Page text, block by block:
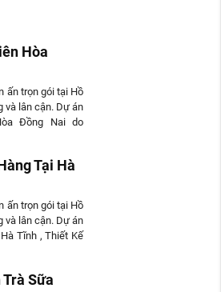
Hòa
ấn trọn gói tại Hồ
và lân cận. Dự án
Đồng Nai do
Tại Hà
ấn trọn gói tại Hồ
và lân cận. Dự án
Tĩnh , Thiết Kế
Sữa